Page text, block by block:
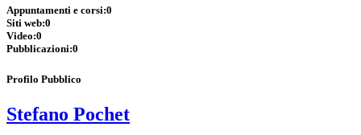
Appuntamenti e corsi:0
Siti web:0
Video:0
Pubblicazioni:0
Profilo Pubblico
Stefano Pochet